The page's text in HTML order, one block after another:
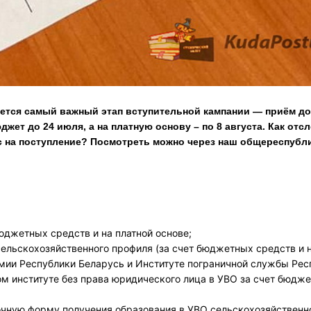
самый важный этап вступительной кампании — приём
до 24 июля, а на платную основу – по 8 августа. Как
поступление? Посмотреть можно через наш
средств и на платной основе;
профиля (за счет бюджетных средств и
Республики Беларусь и Институте пограничной службы
институте без права юридического лица в УВО за счет